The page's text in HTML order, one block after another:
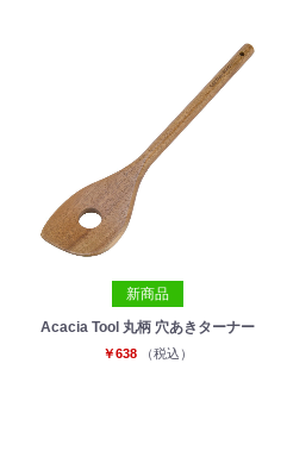
新商品
Acacia Tool 丸柄 穴あきターナー
￥638 （税込）